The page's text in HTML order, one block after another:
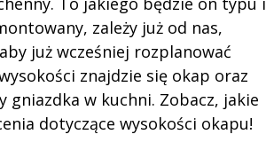
zależy już od nas,
już wcześniej rozplanować
znajdzie się okap oraz
gniazdka w kuchni. Zobacz, jakie
dotyczące wysokości okapu!